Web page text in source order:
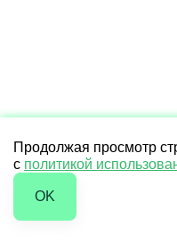
Продолжая просмотр
с политикой
OK